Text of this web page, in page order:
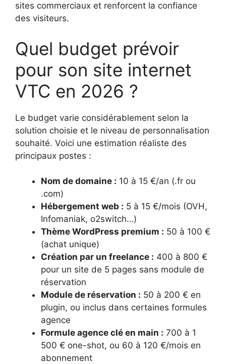
sites commerciaux et renforcent la confiance
des visiteurs.
Quel budget prévoir
pour son site internet
VTC en 2026 ?
Le budget varie considérablement selon la
solution choisie et le niveau de personnalisation
souhaité. Voici une estimation réaliste des
principaux postes :
Nom de domaine : 10 à 15 €/an (.fr ou
.com)
Hébergement web : 5 à 15 €/mois (OVH,
Infomaniak, o2switch…)
Thème WordPress premium : 50 à 100 €
(achat unique)
Création par un freelance : 400 à 800 €
pour un site de 5 pages sans module de
réservation
Module de réservation : 50 à 200 € en
plugin, ou inclus dans certaines formules
agence
Formule agence clé en main : 700 à 1
500 € one-shot, ou 60 à 120 €/mois en
abonnement